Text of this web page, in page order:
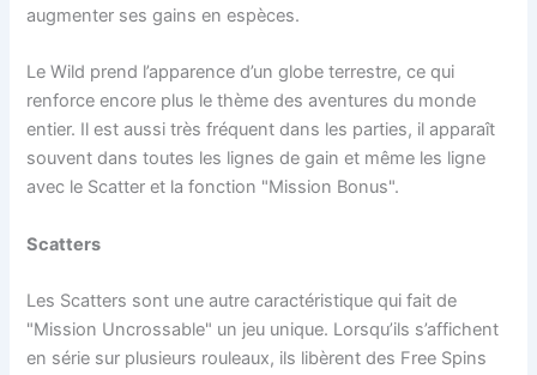
augmenter ses gains en espèces.
Le Wild prend l’apparence d’un globe terrestre, ce qui
renforce encore plus le thème des aventures du monde
entier. Il est aussi très fréquent dans les parties, il apparaît
souvent dans toutes les lignes de gain et même les ligne
avec le Scatter et la fonction "Mission Bonus".
Scatters
Les Scatters sont une autre caractéristique qui fait de
"Mission Uncrossable" un jeu unique. Lorsqu’ils s’affichent
en série sur plusieurs rouleaux, ils libèrent des Free Spins